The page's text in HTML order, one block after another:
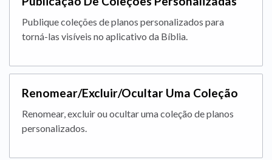
Publique coleções de planos personalizados para
torná-las visíveis no aplicativo da Bíblia.
Renomear/Excluir/Ocultar Uma Coleção
Renomear, excluir ou ocultar uma coleção de planos
personalizados.